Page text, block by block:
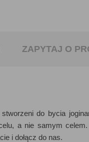
ZAPYTAJ O
do bycia
a nie samym
i dołącz do nas.